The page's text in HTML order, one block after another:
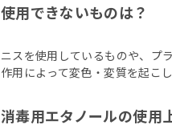
使用できないものは？
ニスを使用しているものや、プ
作用によって変色・変質を起こ
消毒用エタノールの使用